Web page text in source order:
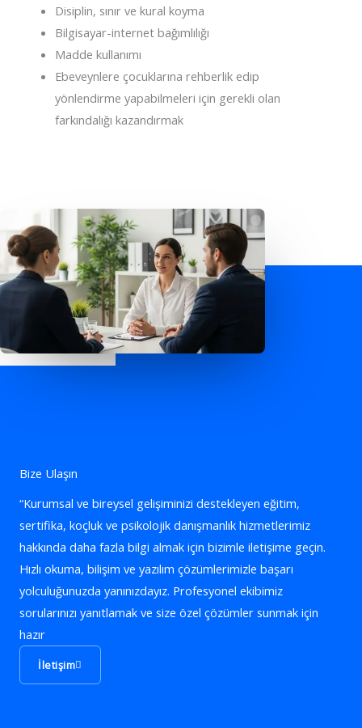
Disiplin, sınır ve kural koyma
Bilgisayar-internet bağımlılığı
Madde kullanımı
Ebeveynlere çocuklarına rehberlik edip
yönlendirme yapabilmeleri için gerekli olan
farkındalığı kazandırmak
Bize Ulaşın
“Kurumsal ve bireysel gelişiminizi destekleyen eğitim,
sertifika, koçluk ve psikolojik danışmanlık hizmetlerimiz
hakkında daha fazla bilgi almak için bizimle iletişime geçin.
Hızlı okuma, bilişim ve yazılım çözümlerimizle başarı
yolculuğunuzda yanınızdayız. Profesyonel ekibimiz
sorularınızı yanıtlamak ve size özel çözümler sunmak için
hazır
İletişim